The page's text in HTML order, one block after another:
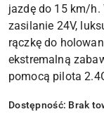
jazdę do 15 km/h.
zasilanie 24V,
rączkę do
ekstremalną
pomocą pilota
Dostępność: Brak